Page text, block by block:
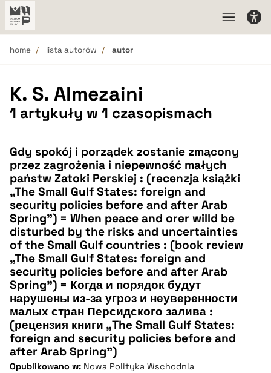
home lista autorów autor
K. S. Almezaini
1 artykuły w 1 czasopismach
Gdy spokój i porządek zostanie zmącony
przez zagrożenia i niepewność małych
państw Zatoki Perskiej : (recenzja książki
„The Small Gulf States: foreign and
security policies before and after Arab
Spring”) = When peace and orer willd be
disturbed by the risks and uncertainties
of the Small Gulf countries : (book review
„The Small Gulf States: foreign and
security policies before and after Arab
Spring”) = Когда и порядок будут
нарушены из-за угроз и неуверенности
малых стран Персидского залива :
(рецензия книги „The Small Gulf States:
foreign and security policies before and
after Arab Spring”)
Opublikowano w: Nowa Polityka Wschodnia